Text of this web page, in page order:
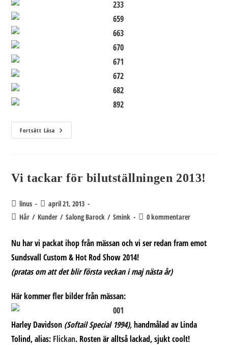
Fortsätt Läsa Sundsvall
Custom
Vi tackar för bilutställningen 2013!
Inläggsförfattare:
linus
Inlägget
publicerat:
april 21, 2013
Inläggskategori:
Hår / Kunder / Salong Barock / Smink
Kommentarer
inlägget:
0 kommentarer
Nu har vi packat ihop från mässan och vi ser redan fram emot
Sundsvall Custom & Hot Rod Show 2014!
(pratas om att det blir första veckan i maj nästa år)
Här kommer fler bilder från mässan:
Harley Davidson (Softail Special 1994),handmålad av Linda
Tolind, alias: Flickan. Rosten är alltså lackad, sjukt coolt!